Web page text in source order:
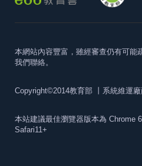
本網站內容豐富，雖經審查仍有可能
我們聯絡。
Copyright©2014教育部 丨系統維運
本站建議最佳瀏覽器版本為 Chrome
Safari11+